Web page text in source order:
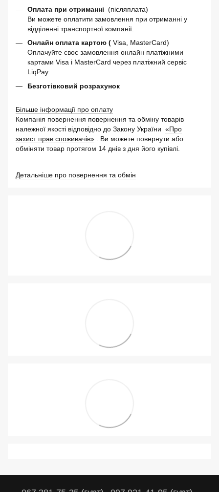
Оплата при отриманні (післяплата)
Ви можете оплатити замовлення при отриманні у
відділенні транспортної компанії.
Онлайн оплата картою ( Visa, MasterCard)
Оплачуйте своє замовлення онлайн платіжними
картами Visa і MasterCard через платіжний сервіс
LiqPay.
Безготівковий розрахунок
Більше інформації про оплату
Компанія повернення повернення та обміну товарів
належної якості відповідно до Закону України «Про
захист прав споживачів» . Ви можете повернути або
обміняти товар протягом 14 днів з дня його купівлі.
Детальніше про повернення та обмін